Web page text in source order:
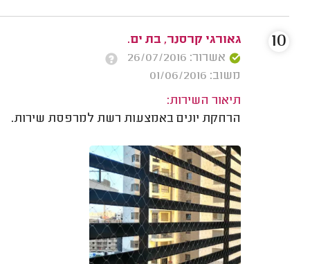
גאורגי קרסנר, בת ים.
אשרור: 26/07/2016
משוב: 01/06/2016
תיאור השירות:
הרחקת יונים באמצעות רשת למרפסת שירות.
10